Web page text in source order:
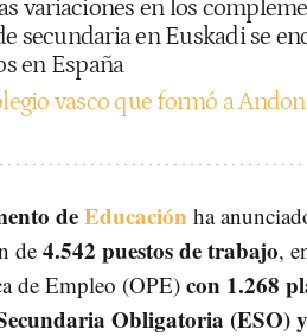
variaciones en los
secundaria en Euskadi se
en España
vasco que formó a
deEducación ha
de 4.542 puestos de trabajo,
de Empleo (OPE)con 1.268
Obligatoria (ESO)